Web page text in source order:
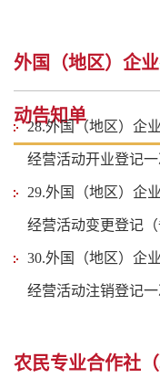
外国（地区）企
动告知单
28.外国（地区）企
经营活动开业登记
29.外国（地区）企
经营活动变更登记
30.外国（地区）企
经营活动注销登记
农民专业合作社